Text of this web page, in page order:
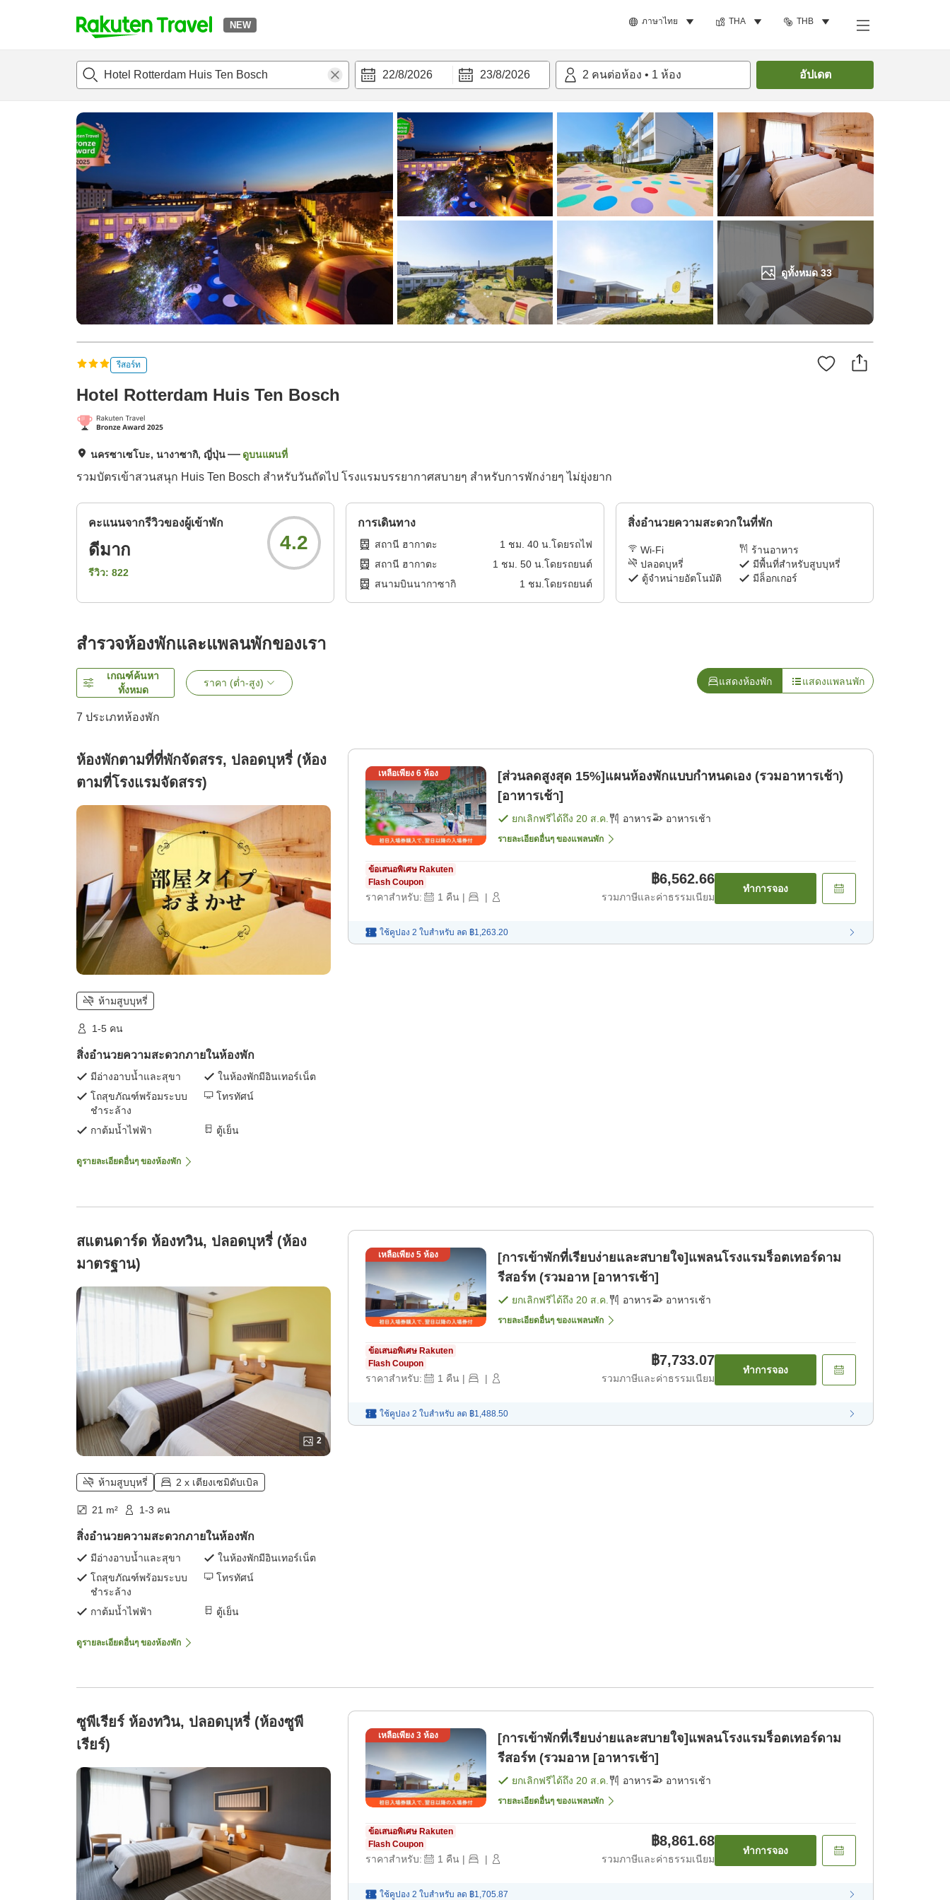
NEW ภาษาไทย THA THB
t
p
a
g
e
_
s
e
a
r
c
h
22/8/2026 23/8/2026 2 คนต่อห้อง • 1 ห้อง อัปเดต
ดูทั้งหมด 33
แนะนำที่พักห้องพักและแพลนพัก รีวิวสิ่่งอำนวยความสะดวก ค้นหาห้องพัก
รีสอร์ท
Hotel Rotterdam Huis Ten Bosch
นครซาเซโบะ, นางาซากิ, ญี่ปุ่น ดูบนแผนที่
รวมบัตรเข้าสวนสนุก Huis Ten Bosch สำหรับวันถัดไป โรงแรมบรรยากาศสบายๆ สำหรับการพักง่ายๆ ไม่ยุ่งยาก
คะแนนจากรีวิวของผู้เข้าพัก
ดีมาก
รีวิว: 822
4.2
การเดินทาง
สถานี ฮากาตะ 1 ชม. 40น.โดยรถไฟ
สถานี ฮากาตะ
1 ชม. 50น.โดยรถยนต์
สนามบินนากาซากิ
1 ชม.โดยรถยนต์
สิ่งอำนวยความสะดวกในที่พัก
Wi-Fi
ร้านอาหาร
ปลอดบุหรี่
มีพื้นที่สำหรับสูบบุหรี่
ตู้จำหน่ายอัตโนมัติ
มีล็อกเกอร์
สำรวจห้องพักและแพลนพักของเรา
เกณฑ์ค้นหา
ทั้งหมด
ราคา (ต่ำ-สูง) แสดงห้องพัก แสดงแพลนพัก
7 ประเภทห้องพัก
ห้องพักตามที่ที่พักจัดสรร, ปลอดบุหรี่ (ห้อง
ตามที่โรงแรมจัดสรร)
ห้ามสูบบุหรี่
1-5 คน
สิ่งอำนวยความสะดวกภายในห้องพัก
มีอ่างอาบน้ำและสุขา
ในห้องพักมีอินเทอร์เน็ต
โถสุขภัณฑ์พร้อมระบบ
ชำระล้าง
โทรทัศน์
กาต้มน้ำไฟฟ้า ตู้เย็น
ดูรายละเอียดอื่นๆ ของห้องพัก
เหลือเพียง 6ห้อง
[ส่วนลดสูงสุด 15%]แผนห้องพักแบบกำหนดเอง (รวมอาหารเช้า)
[อาหารเช้า]
ยกเลิกฟรีได้ถึง 20 ส.ค. อาหาร อาหารเช้า
รายละเอียดอื่นๆ ของแพลนพัก
ข้อเสนอพิเศษ Rakuten
Flash Coupon
ราคาสำหรับ: 1 คืน | |
฿6,562.66
รวมภาษีและค่าธรรมเนียม
ทำการจอง
ใช้คูปอง 2 ใบสำหรับ ลด ฿1,263.20
สแตนดาร์ด ห้องทวิน, ปลอดบุหรี่ (ห้อง
มาตรฐาน)
2
ห้ามสูบบุหรี่ 2 x เตียงเซมิดับเบิล
21 m² 1-3 คน
สิ่งอำนวยความสะดวกภายในห้องพัก
มีอ่างอาบน้ำและสุขา
ในห้องพักมีอินเทอร์เน็ต
โถสุขภัณฑ์พร้อมระบบ
ชำระล้าง
โทรทัศน์
กาต้มน้ำไฟฟ้า ตู้เย็น
ดูรายละเอียดอื่นๆ ของห้องพัก
เหลือเพียง 5ห้อง
[การเข้าพักที่เรียบง่ายและสบายใจ]แพลนโรงแรมร็อตเทอร์ดาม
รีสอร์ท (รวมอาห [อาหารเช้า]
ยกเลิกฟรีได้ถึง 20 ส.ค. อาหาร อาหารเช้า
รายละเอียดอื่นๆ ของแพลนพัก
ข้อเสนอพิเศษ Rakuten
Flash Coupon
ราคาสำหรับ: 1 คืน | |
฿7,733.07
รวมภาษีและค่าธรรมเนียม
ทำการจอง
ใช้คูปอง 2 ใบสำหรับ ลด ฿1,488.50
ซูพีเรียร์ ห้องทวิน, ปลอดบุหรี่ (ห้องซูพี
เรียร์)
เหลือเพียง 3ห้อง
[การเข้าพักที่เรียบง่ายและสบายใจ]แพลนโรงแรมร็อตเทอร์ดาม
รีสอร์ท (รวมอาห [อาหารเช้า]
ยกเลิกฟรีได้ถึง 20 ส.ค. อาหาร อาหารเช้า
รายละเอียดอื่นๆ ของแพลนพัก
ข้อเสนอพิเศษ Rakuten
Flash Coupon
ราคาสำหรับ: 1 คืน | |
฿8,861.68
รวมภาษีและค่าธรรมเนียม
ทำการจอง
ใช้คูปอง 2 ใบสำหรับ ลด ฿1,705.87